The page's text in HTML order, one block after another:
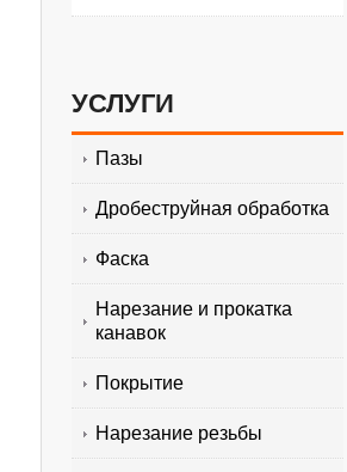
УСЛУГИ
Пазы
Дробеструйная обработка
Фаска
Нарезание и прокатка
канавок
Покрытие
Нарезание резьбы
Обсадные трубы API